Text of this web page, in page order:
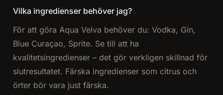
Vilka ingredienser behöver jag?
För att göra Aqua Velva behöver du: Vodka, Gin,
Blue Curaçao, Sprite. Se till att ha
kvalitetsingredienser – det gör verkligen skillnad för
slutresultatet. Färska ingredienser som citrus och
örter bör vara just färska.